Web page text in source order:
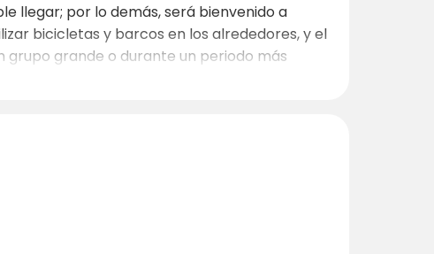
llegar; por lo demás, será bienvenido a
bicicletas y barcos en los alrededores, y el
grande o durante un periodo más